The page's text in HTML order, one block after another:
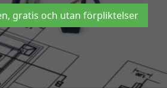
gratis och utan förpliktelser